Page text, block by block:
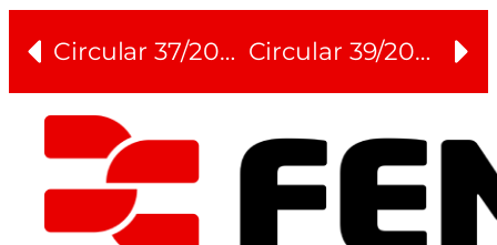
Circular 37/2024 Circular 39/2024